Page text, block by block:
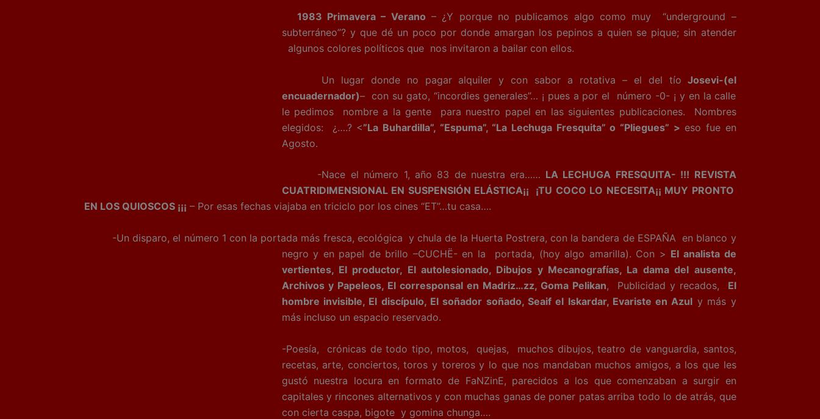
1983 Primavera – Verano – ¿Y porque no publicamos algo como muy “underground –
subterráneo”? y que dé un poco por donde amargan los pepinos a quien se pique; sin atender
algunos colores políticos que nos invitaron a bailar con ellos.
Un lugar donde no pagar alquiler y con sabor a rotativa – el del tío Josevi-(el
encuadernador)– con su gato, “incordies generales”… ¡ pues a por el número -0- ¡ y en la calle
le pedimos nombre a la gente para nuestro papel en las siguientes publicaciones. Nombres
elegidos: ¿….? <”La Buhardilla”, “Espuma”, “La Lechuga Fresquita” o “Pliegues” > eso fue en
Agosto.
-Nace el número 1, año 83 de nuestra era…… LA LECHUGA FRESQUITA- !!! REVISTA
CUATRIDIMENSIONAL EN SUSPENSIÓN ELÁSTICA¡¡ ¡TU COCO LO NECESITA¡¡ MUY PRONTO
EN LOS QUIOSCOS ¡¡¡ – Por esas fechas viajaba en triciclo por los cines “ET”…tu casa….
-Un disparo, el número 1 con la portada más fresca, ecológica y chula de la Huerta Postrera, con la bandera de ESPAÑA en blanco y
negro y en papel de brillo –CUCHË- en la portada, (hoy algo amarilla). Con > El analista de
vertientes, El productor, El autolesionado, Dibujos y Mecanografías, La dama del ausente,
Archivos y Papeleos, El corresponsal en Madriz…zz, Goma Pelikan, Publicidad y recados, El
hombre invisible, El discípulo, El soñador soñado, Seaif el Iskardar, Evariste en Azul y más y
más incluso un espacio reservado.
-Poesía, crónicas de todo tipo, motos, quejas, muchos dibujos, teatro de vanguardia, santos,
recetas, arte, conciertos, toros y toreros y lo que nos mandaban muchos amigos, a los que les
gustó nuestra locura en formato de FaNZinE, parecidos a los que comenzaban a surgir en
capitales y rincones alternativos y con muchas ganas de poner patas arriba todo lo de atrás, que
con cierta caspa, bigote y gomina chunga….